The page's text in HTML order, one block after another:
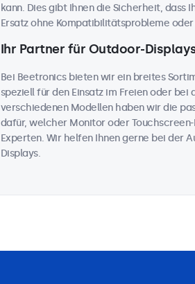
kann. Dies gibt Ihnen die Sicherheit, dass
Ersatz ohne Kompatibilitätsprobleme
Ihr Partner für Outdoor-
Bei Beetronics bieten wir ein breites
speziell für den Einsatz im Freien oder
verschiedenen Modellen haben wir die
dafür, welcher Monitor oder
Experten. Wir helfen Ihnen gerne bei der
Displays.